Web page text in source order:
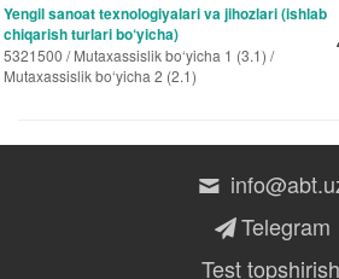
Yengil sanoat texnologiyalari va jihozlari (ishlab
chiqarish turlari bo‘yicha)
5321500 / Mutaxassislik bo‘yicha 1 (3.1) /
Mutaxassislik bo‘yicha 2 (2.1)
Telegram
Test topshirish